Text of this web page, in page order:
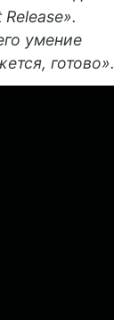
умение
готово».